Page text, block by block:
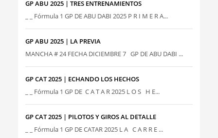
GP ABU 2025 | TRES ENTRENAMIENTOS
_ _ Fórmula 1 GP DE ABU DABI 2025 P R I M E R A...
GP ABU 2025 | LA PREVIA
MANCHA # 24 FECHA DICIEMBRE 7 GP DE ABU DABI ...
GP CAT 2025 | ECHANDO LOS HECHOS
_ _ Fórmula 1 GP DE C A T A R 2025 L O S H E...
GP CAT 2025 | PILOTOS Y GIROS AL DETALLE
_ _ Fórmula 1 GP DE CATAR 2025 L A C A R R E ...